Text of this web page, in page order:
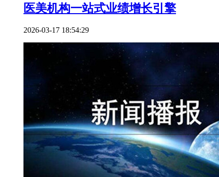
医美机构一站式业绩增长引擎
2026-03-17 18:54:29